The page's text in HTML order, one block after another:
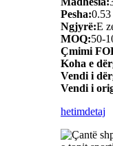
Pesha:
Ngjyrë:E
MOQ:50-
Çmimi
Koha e
Vendi i
Vendi i
hetimdetaj